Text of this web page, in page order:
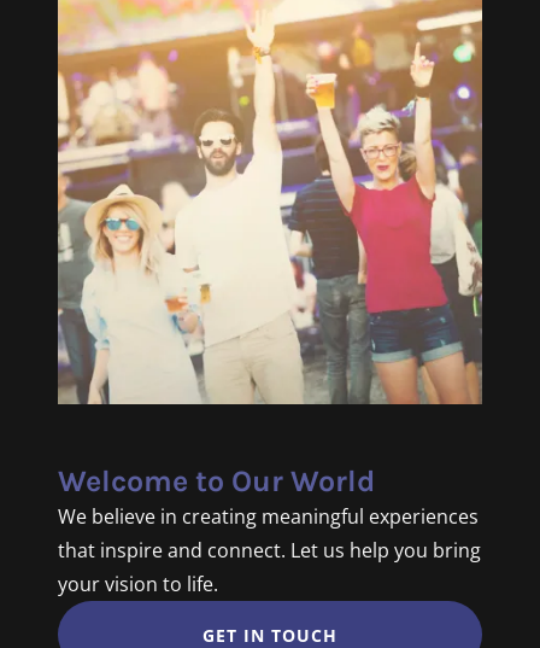
Welcome to Our World
We believe in creating meaningful experiences
that inspire and connect. Let us help you bring
your vision to life.
GET IN TOUCH